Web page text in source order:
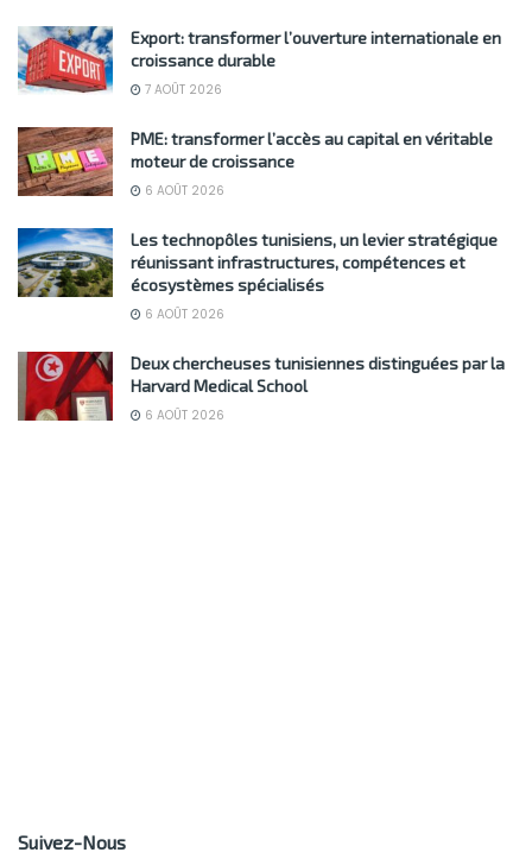
Export: transformer l’ouverture internationale en
croissance durable
7 AOÛT 2026
PME: transformer l’accès au capital en véritable
moteur de croissance
6 AOÛT 2026
Les technopôles tunisiens, un levier stratégique
réunissant infrastructures, compétences et
écosystèmes spécialisés
6 AOÛT 2026
Deux chercheuses tunisiennes distinguées par la
Harvard Medical School
6 AOÛT 2026
Suivez-Nous